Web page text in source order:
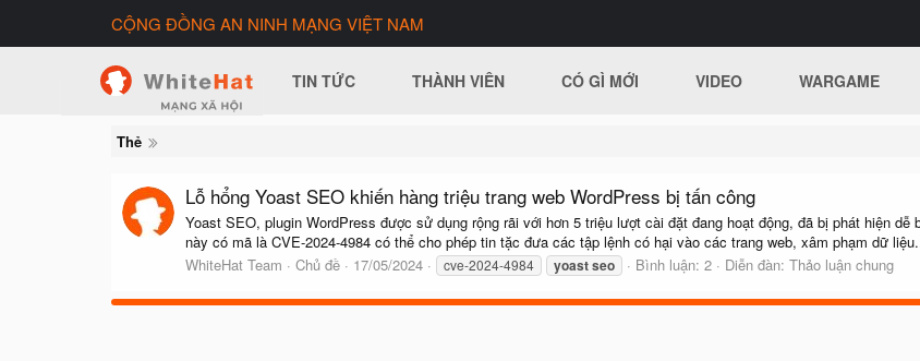
CỘNG ĐỒNG AN NINH MẠNG VIỆT NAM
TIN TỨC THÀNH VIÊN CÓ GÌ MỚI VIDEO WARGAME
Thẻ
Lỗ hổng Yoast SEO khiến hàng triệu trang web WordPress bị tấn công
Yoast SEO, plugin WordPress được sử dụng rộng rãi với hơn 5 triệu lượt cài đặt đang hoạt động, đã bị phát hiện
này có mã là CVE-2024-4984 có thể cho phép tin tặc đưa các tập lệnh có hại vào các trang web, xâm phạm dữ
WhiteHat Team
Chủ đề 17/05/2024 cve-2024-4984 yoastseo Bình luận: 2 Diễn đàn: Thảo luận chung